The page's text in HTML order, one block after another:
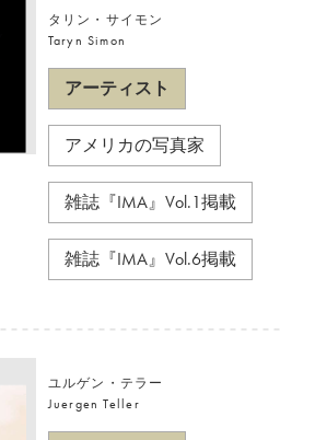
タリン・サイモン
Taryn Simon
アーティスト
アメリカの写真家
雑誌『IMA』Vol.1掲載
雑誌『IMA』Vol.6掲載
ユルゲン・テラー
Juergen Teller